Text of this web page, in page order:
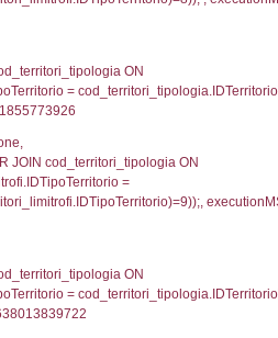
'; ') AS DescAltro,
=
= 311 )
INNER JOIN
=
cod_territori_tipologia